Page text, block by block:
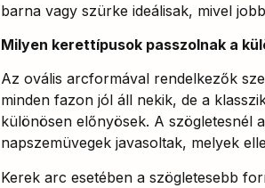
barna vagy szürke ideálisak, mivel
Milyen kerettípusok passzolnak a
Az ovális arcformával rendelkezők
minden fazon jól áll nekik, de a
különösen előnyösek. A szögletesnél
napszemüvegek javasoltak, melyek
Kerek arc esetében a szögletesebb